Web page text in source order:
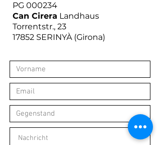
PG 000234
Can Cirera Landhaus
Torrentstr., 23
17852 SERINYÀ (Girona)